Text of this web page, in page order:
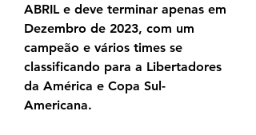
ABRIL e deve terminar apenas em
Dezembro de 2023, com um
campeão e vários times se
classificando para a Libertadores
da América e Copa Sul-
Americana.